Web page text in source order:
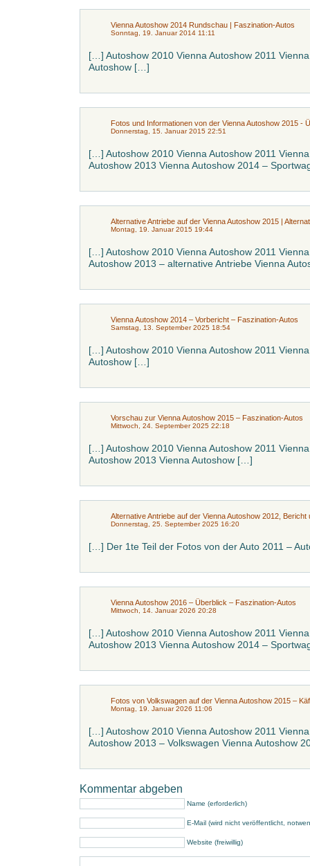
Vienna Autoshow 2014 Rundschau | Faszination-Autos
Sonntag, 19. Januar 2014 11:11
[…] Autoshow 2010 Vienna Autoshow 2011
Autoshow […]
Fotos und Informationen von der Vienna Autoshow 2015 -
Donnerstag, 15. Januar 2015 22:51
[…] Autoshow 2010 Vienna Autoshow 2011
Autoshow 2013 Vienna Autoshow 2014 –
Alternative Antriebe auf der Vienna Autoshow 2015 |
Montag, 19. Januar 2015 19:44
[…] Autoshow 2010 Vienna Autoshow 2011
Autoshow 2013 – alternative Antriebe Vienna
Vienna Autoshow 2014 – Vorbericht – Faszination-Autos
Samstag, 13. September 2025 18:54
[…] Autoshow 2010 Vienna Autoshow 2011
Autoshow […]
Vorschau zur Vienna Autoshow 2015 – Faszination-Autos
Mittwoch, 24. September 2025 22:18
[…] Autoshow 2010 Vienna Autoshow 2011
Autoshow 2013 Vienna Autoshow […]
Alternative Antriebe auf der Vienna Autoshow 2012,
Donnerstag, 25. September 2025 16:20
[…] Der 1te Teil der Fotos von der Auto 2011 –
Vienna Autoshow 2016 – Überblick – Faszination-Autos
Mittwoch, 14. Januar 2026 20:28
[…] Autoshow 2010 Vienna Autoshow 2011
Autoshow 2013 Vienna Autoshow 2014 –
Fotos von Volkswagen auf der Vienna Autoshow 2015 –
Montag, 19. Januar 2026 11:06
[…] Autoshow 2010 Vienna Autoshow 2011
Autoshow 2013 – Volkswagen Vienna Autoshow
Kommentar abgeben
Name (erforderlich)
E-Mail (wird nicht veröffentlicht,
Website (freiwillig)